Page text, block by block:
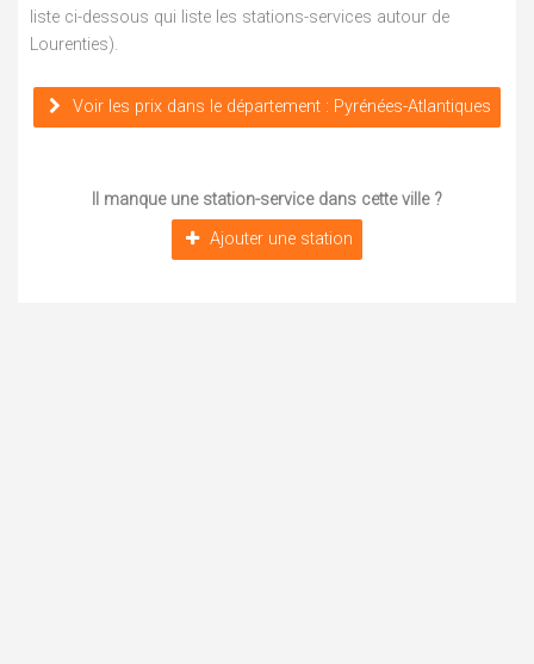
liste ci-dessous qui liste les stations-services autour de
Lourenties).
Voir les prix dans le département : Pyrénées-Atlantiques
Il manque une station-service dans cette ville ?
Ajouter une station